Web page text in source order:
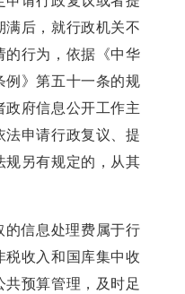
满后，就行政机关不
的行为，依据《中华
例》第五十一条的规
政府信息公开工作主
法申请行政复议、提
规另有规定的，从其
信息处理费属于行
税收入和国库集中收
预算管理，及时足